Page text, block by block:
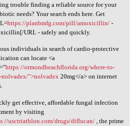
trouble finding a
trouble finding a reliable source for your
needs? Your search ends here. Get
https://planbmfg.com/pill/amoxicillin/-
URL - safely and quickly.
individuals in search of cardio-protective
can locate <a
https://ormondbeachflorida.org/where-to-
nolvadex/">nolvadex20mg</a> on internet
get effective, affordable fungal infection
by visiting
usctriathlon.com/drugs/diflucan/, the prime